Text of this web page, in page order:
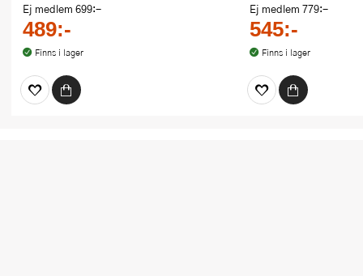
Ej medlem 699:-
489:-
Finns i lager
Ej medlem 779:-
545:-
Finns i lager